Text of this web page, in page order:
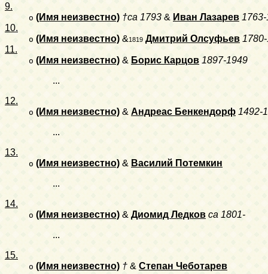
9.
o (Имя неизвестно) †ca 1793 & Иван Лазарев
10.
o (Имя неизвестно) &1819 Дмитрий Олсуфьев
11.
o (Имя неизвестно) & Борис Карцов 1897-1949
...
12.
o (Имя неизвестно) & Андреас Бенкендорф 1492-
...
13.
o (Имя неизвестно) & Василий Потемкин
...
14.
o (Имя неизвестно) & Диомид Ледков ca 1801-
...
15.
o (Имя неизвестно) † & Степан Чеботарев